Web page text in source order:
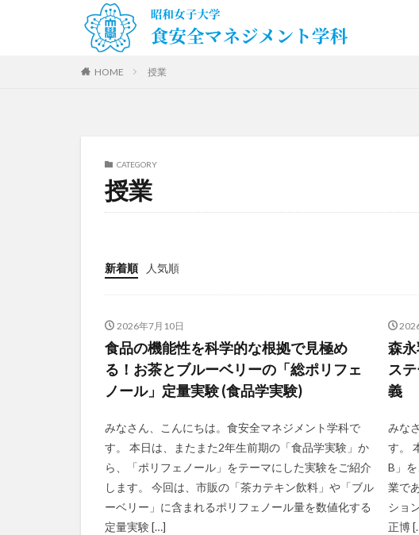
HOME 授業
CATEGORY
授業
新着順 人気順
2026年7月10日
食品の機能性を科学的な根拠で見極め
る！お茶とブルーベリーの「総ポリフェ
ノール」定量実験 (食品学実験)
みなさん、こんにちは。食安全マネジメント学科で
す。 本日は、またまた2年生前期の「食品学実験」か
ら、「ポリフェノール」をテーマにした実験をご紹介
します。 今回は、市販の「茶カテキン飲料」や「ブル
ーベリー」に含まれるポリフェノール量を数値化する
定量実験 […]
森
ス
義
みな
す。
B」
業で
ショ
正博